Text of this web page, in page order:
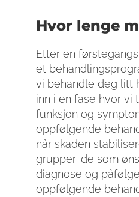
Hvor lenge
Etter en
et
vi behandle deg litt
inn i en fase hvor vi
funksjon og
oppfølgende
når skaden
grupper: de som
diagnose og
oppfølgende